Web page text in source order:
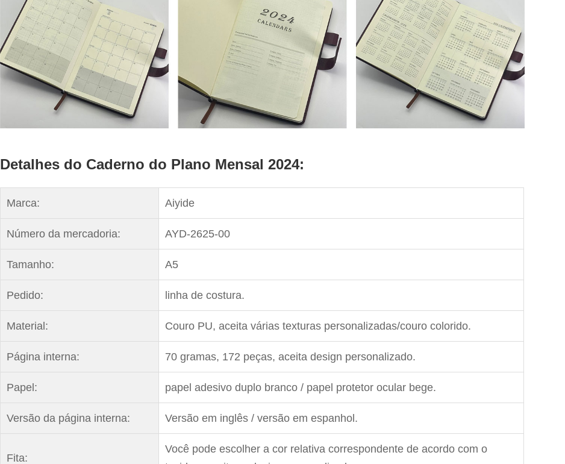
Detalhes do Caderno do Plano Mensal 2024:
Marca: Aiyide
Número da mercadoria: AYD-2625-00
Tamanho: A5
Pedido: linha de costura.
Material: Couro PU, aceita várias texturas personalizadas/couro colorido.
Página interna: 70 gramas, 172 peças, aceita design personalizado.
Papel: papel adesivo duplo branco / papel protetor ocular bege.
Versão da página interna: Versão em inglês / versão em espanhol.
Fita:
Você pode escolher a cor relativa correspondente de acordo com o